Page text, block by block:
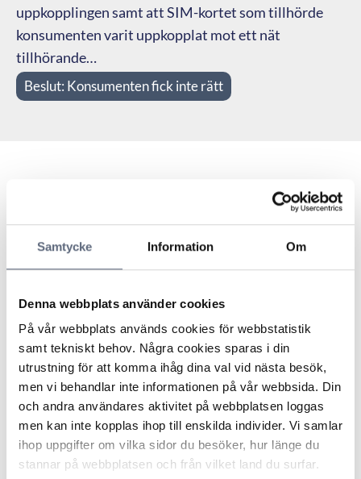
Samtycke Information Om
Denna webbplats använder cookies
På vår webbplats används cookies för webbstatistik
samt tekniskt behov. Några cookies sparas i din
utrustning för att komma ihåg dina val vid nästa besök,
men vi behandlar inte informationen på vår webbsida. Din
och andra användares aktivitet på webbplatsen loggas
men kan inte kopplas ihop till enskilda individer. Vi samlar
ihop uppgifter om vilka sidor du besöker, hur länge du
stannar på webbplatsen och från vilket land du surfar.
uppkopplingen samt att SIM-kortet som tillhörde
konsumenten varit uppkopplat mot ett nät
tillhörande…
Beslut: Konsumenten fick inte rätt
En konsument debiterades för roamingavgifter i
Bosnien trots att han vid tillfället befann sig i Kroatien.
Konsumenten motsatte sig debiteringen och menade att
ett tekniskt fel uppstått. Han ansåg att operatören inte
uppfyllt sin informationsskyldighet om uppkopplingen
till konsumenten några dagar innan själva
uppkopplingen mot det bosniska nätet inträffade.
Dessutom påpekade konsumenten att operatören inte
kunnat presentera någon trafik från hans telefon under
den aktuella perioden.
Operatören ansåg att den felsökning som utförts inte
visat något fel i uppkopplingen samt att SIM-kortet som
tillhörde konsumenten varit uppkopplat mot ett nät
tillhörande en operatör i Bosnien. Vidare framhöll